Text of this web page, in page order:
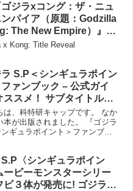
さ！ もう、メカゴジラという
るんじ...
ジラxコング：ザ・ニュ
パイア（原題：Godzilla
The New Empire）』 –
12 全米公開
x Kong: Title Reveal
ラ S.P＜シンギュラポイン
ファンブック – 公式ガイ
ススメ！ サブタイトルの
が目次に! – オンライン配
はこうした公式ガイド
可欠です!
は、科特研キャップです。 なか
本が出版されました。 『ゴジラ
ギュラポイント＞ファンブッ
S.P〈シンギュラポイン
ービーモンスターシリー
ビ３体が発売に! ゴジラア